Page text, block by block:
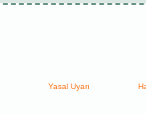
Yasal Uyarı